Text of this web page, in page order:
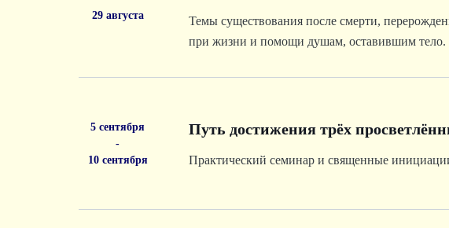
29 августа
Темы существования после смерти,
при жизни и помощи душам, оставившим тело.
5 сентября
-
10 сентября
Путь достижения трёх
Практический семинар и священные